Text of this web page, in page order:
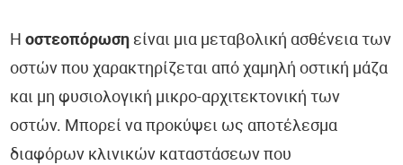
Ηοστεοπόρωση είναι μια μεταβολική ασθένεια των
οστών που χαρακτηρίζεται από χαμηλή οστική μάζα
και μη φυσιολογική μικρο-αρχιτεκτονική των
οστών. Μπορεί να προκύψει ως αποτέλεσμα
διαφόρων κλινικών καταστάσεων που